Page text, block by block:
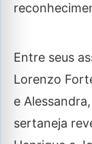
Entre seus
Lorenzo
e
sertaneja